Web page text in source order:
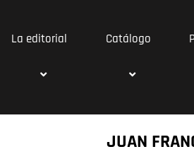
La editorial Catálogo
JUAN